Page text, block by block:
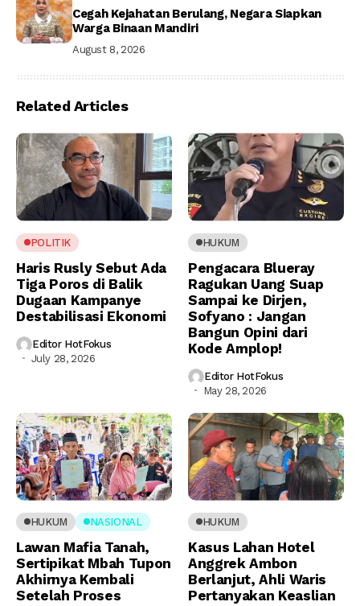
Cegah Kejahatan Berulang, Negara Siapkan
Warga Binaan Mandiri
August 8, 2026
Related Articles
POLITIK
Haris Rusly Sebut Ada
Tiga Poros di Balik
Dugaan Kampanye
Destabilisasi Ekonomi
Editor HotFokus
July 28, 2026
HUKUM
Pengacara Blueray
Ragukan Uang Suap
Sampai ke Dirjen,
Sofyano : Jangan
Bangun Opini dari
Kode Amplop!
Editor HotFokus
May 28, 2026
HUKUM NASIONAL
Lawan Mafia Tanah,
Sertipikat Mbah Tupon
Akhirnya Kembali
Setelah Proses
HUKUM
Kasus Lahan Hotel
Anggrek Ambon
Berlanjut, Ahli Waris
Pertanyakan Keaslian